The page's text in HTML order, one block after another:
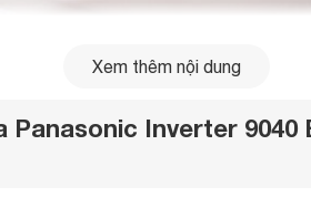
Xem thêm nội dung
Inverter 9040